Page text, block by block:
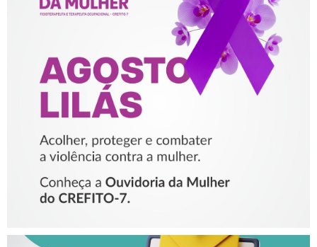
AGOSTO LILÁS – ACOLHER,
PROTEGER E COMBATER A
VIOLÊNCIA CONTRA A
MULHER